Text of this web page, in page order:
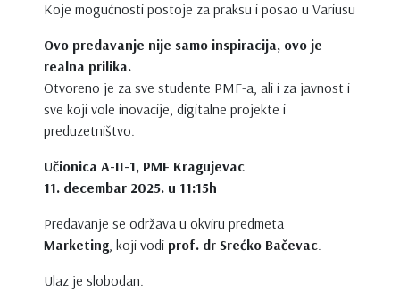
Koje mogućnosti postoje za praksu i posao u Variusu
Ovo predavanje nije samo inspiracija, ovo je
realna prilika.
Otvoreno je za sve studente PMF-a, ali i za javnost i
sve koji vole inovacije, digitalne projekte i
preduzetništvo.
Učionica A-II-1, PMF Kragujevac
11. decembar 2025. u 11:15h
Predavanje se održava u okviru predmeta
Marketing, koji vodi prof. dr Srećko Bačevac.
Ulaz je slobodan.